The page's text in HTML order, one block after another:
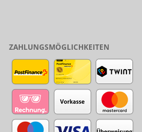
ZAHLUNGSMÖGLICHKEITEN